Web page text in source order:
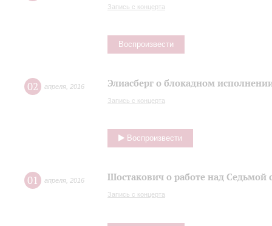
Запись с концерта
Воспроизвести
02 апреля 2016 Элиасберг о блокадном
Запись с концерта
Воспроизвести
01 апреля 2016 Шостакович о работе над
Запись с концерта